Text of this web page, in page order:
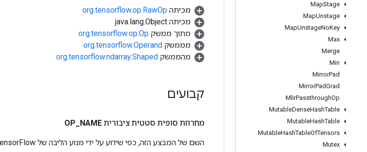
MapStage
MapUnstage
MapUnstageNoKey
Max
Merge
Min
MirrorPad
MirrorPadGrad
MlirPassthroughOp
MutableDenseHashTable
MutableHashTable
MutableHashTableOfTensors
Mutex
מכיתה org.tensorflow.op.RawOp
מכיתה java.lang.Object
מתוך ממשק org.tensorflow.op.Op
מממשק org.tensorflow.Operand
מהממשק org.tensorflow.ndarray.Shaped
קבועים
מחרוזת סופית סטטית ציבורית OP NAME
השם של המבצע הזה, כפי שידוע על ידי מנוע הליבה של TensorFlow